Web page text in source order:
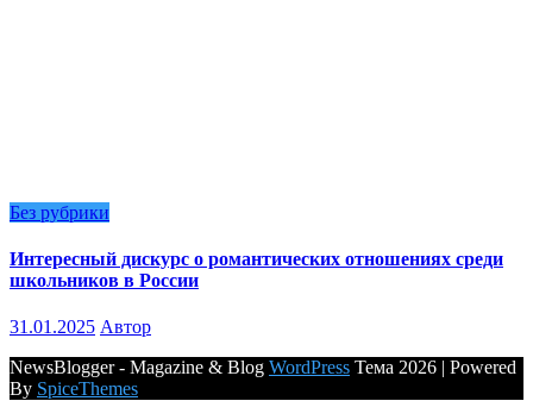
Без рубрики
Интересный дискурс о романтических отношениях среди
школьников в России
31.01.2025 Автор
NewsBlogger - Magazine & Blog WordPress Тема 2026 | Powered
By SpiceThemes